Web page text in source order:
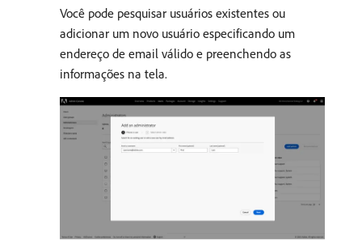
Você pode pesquisar usuários existentes ou
adicionar um novo usuário especificando um
endereço de email válido e preenchendo as
informações na tela.